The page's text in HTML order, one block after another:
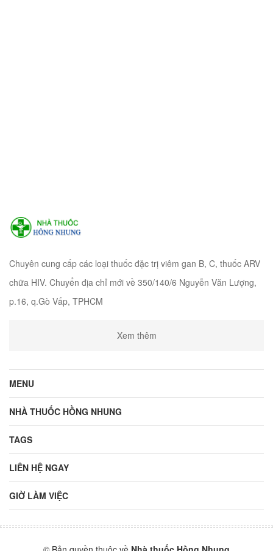
Chuyên cung cấp các loại thuốc đặc trị viêm gan B, C, thuốc ARV
chữa HIV. Chuyển địa chỉ mới về 350/140/6 Nguyễn Văn Lượng,
p.16, q.Gò Vấp, TPHCM
Xem thêm
MENU
NHÀ THUỐC HỒNG NHUNG
TAGS
LIÊN HỆ NGAY
GIỜ LÀM VIỆC